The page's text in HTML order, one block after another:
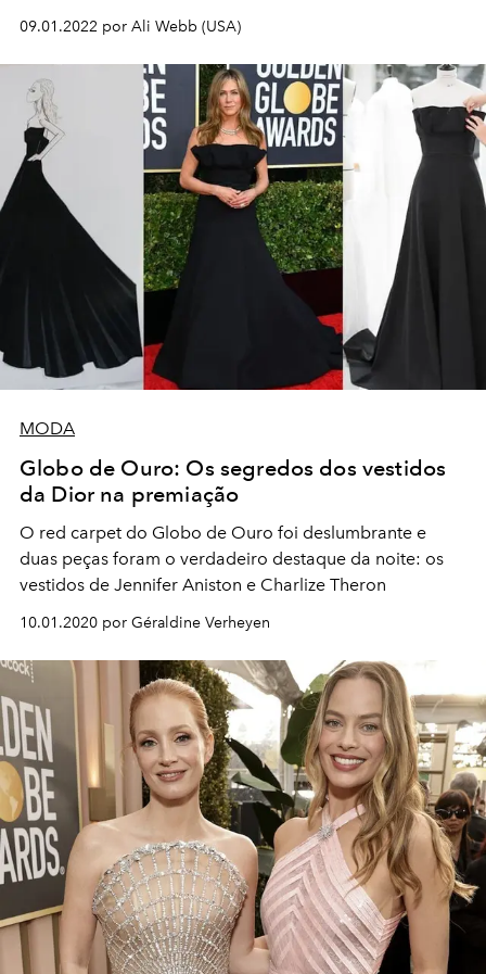
09.01.2022 por Ali Webb (USA)
MODA
Globo de Ouro: Os segredos dos vestidos
da Dior na premiação
O red carpet do Globo de Ouro foi deslumbrante e
duas peças foram o verdadeiro destaque da noite: os
vestidos de Jennifer Aniston e Charlize Theron
10.01.2020 por Géraldine Verheyen